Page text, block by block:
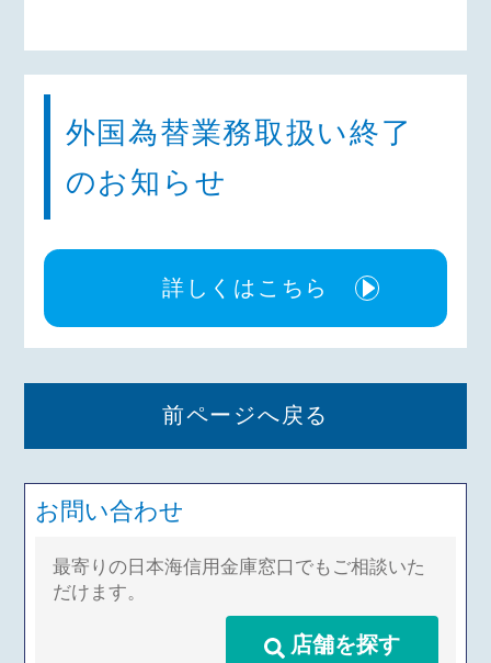
外国為替業務取扱い終了
のお知らせ
詳しくはこちら
前ページへ戻る
お問い合わせ
最寄りの日本海信用金庫窓口でもご相談いた
だけます。
店舗を探す